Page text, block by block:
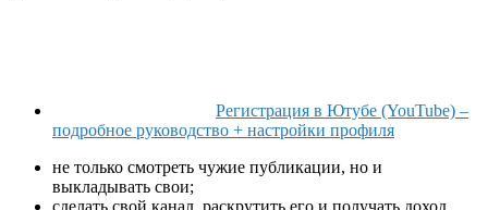
Регистрация в Ютубе (YouTube) –
подробное руководство + настройки профиля
не только смотреть чужие публикации, но и
выкладывать свои;
сделать свой канал, раскрутить его и получать доход.